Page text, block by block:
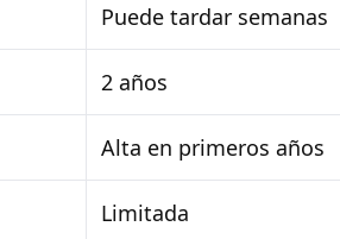
Puede tardar semanas
2 años
Alta en primeros años
Limitada